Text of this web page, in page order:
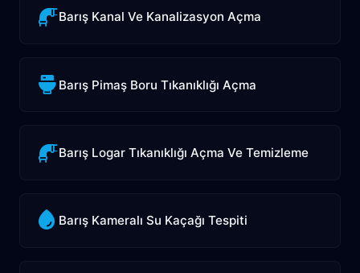
Barış Kanal Ve Kanalizasyon Açma
Barış Pimaş Boru Tıkanıklığı Açma
Barış Logar Tıkanıklığı Açma Ve Temizleme
Barış Kameralı Su Kaçağı Tespiti